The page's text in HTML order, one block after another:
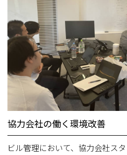
協力会社の働く環境改善
ビル管理において、協力会社ス